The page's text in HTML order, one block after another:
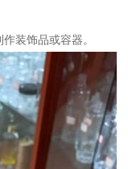
装饰品或容器。